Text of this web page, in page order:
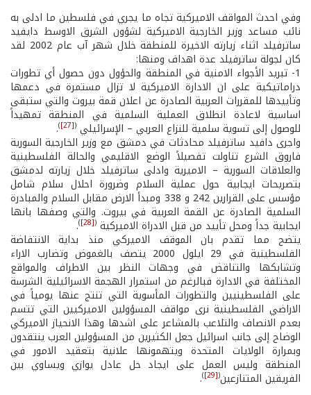
وفي احدث المواقف الاميركية تجاه ما يجري في فلسطين ما ادلى به
نائب مساعد وزير الخارجية الاميركية لشؤون الشرق الاوسط دايفيد
ساترفيلد اثناء زيارته الاخيرة للمنطقة خلال شهر آب عام 2002 لقد
كان لجولة ساترفيلد عدة اهداف ومنها:
1- تبريد الأجواء الامنية في المنطقة والحؤول دون حصول أي تطورات
دراماتيكية على ان الادارة الاميركية لا تزال مستمرة في دعمها
وتأييدها للمقررات العربية الصادرة عن اعلان قمة بيروت والتي ستبقى
اساسية لاعادة انطلاق العملية السلمية في المنطقة تمهيداً
للوصول إلى تسوية سلمية للنزاع العربي – الإسرائيلي (
[27]
)
.
واجرى دافيد ساترفيلد محادثات في دمشق مع وزير الخارجية السورية
فاروق الشرع تناولت تفصيلاً الوضع الاقليمي والحالة الفلسطينية
والعلاقات السورية – الاميرية وادلى ساترفيلد خلال زيارته لدمشق
بتصريحات ايجابية حول عملية السلام وضرورة احلال سلام شامل
مؤسس على القرارين 242 و 338 ومبدأ الارض مقابل السلام والمبادرة
السلمية الصادرة عن القمة العربية في بيروت. والتي وصفها بانها
ايجابية جداً ومحل تأييد من قبل الادراة الاميركية (
[28]
)
.
يتضح مما تقدم بان الموقف الاميركي منذ بداية الانتفاضة
الفلسطينية في 29 ايلول 2000 يتصف بالغموض وتضارب الاراء
وتشابكها والتناقض في وجهات النظر بين الاطراف والمواقع
المختلفة في الادارة فبالرغم من استمرار الهجمة الاسرائيلية الشرسة
على الفلسطينيين والتطورات المأسوية التي تنتج عنها يومياً في
الاراضي الفلسطينية نرى مواقف المسؤولين الاميركيين التي تتسم
بعدم الانصاف والتلاعب بالمشاعر على اشدها وهذا الانحياز الاميركي
الوضاح إلى جانب اسرائيل جعل الكثيرين من المسؤولين العرب ينتقدون
وبمرارة الولايات المتحدة ويتهمونها علانية بتعقيد الامور في
المنطقة وليس العمل على ايجاد حل عادل يوازي ويساوي بين
الفريقين المتنازعين(
[29]
)
.